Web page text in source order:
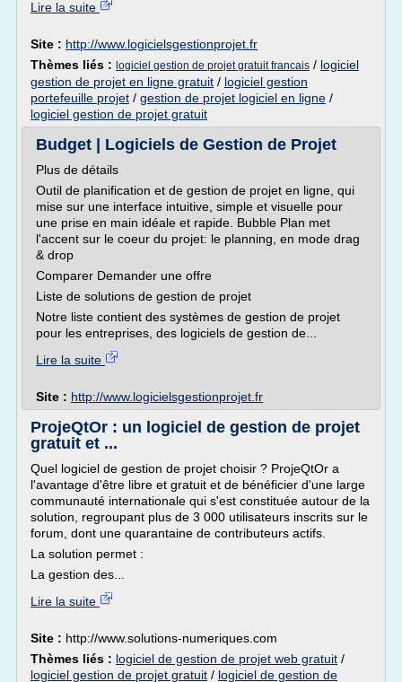
Lire la suite
Site : http://www.logicielsgestionprojet.fr
Thèmes liés : logiciel gestion de projet gratuit francais / logiciel
gestion de projet en ligne gratuit / logiciel gestion
portefeuille projet / gestion de projet logiciel en ligne /
logiciel gestion de projet gratuit
Budget | Logiciels de Gestion de Projet
Plus de détails
Outil de planification et de gestion de projet en ligne, qui
mise sur une interface intuitive, simple et visuelle pour
une prise en main idéale et rapide. Bubble Plan met
l'accent sur le coeur du projet: le planning, en mode drag
& drop
Comparer Demander une offre
Liste de solutions de gestion de projet
Notre liste contient des systèmes de gestion de projet
pour les entreprises, des logiciels de gestion de...
Lire la suite
Site : http://www.logicielsgestionprojet.fr
ProjeQtOr : un logiciel de gestion de projet
gratuit et ...
Quel logiciel de gestion de projet choisir ? ProjeQtOr a
l'avantage d'être libre et gratuit et de bénéficier d'une large
communauté internationale qui s'est constituée autour de la
solution, regroupant plus de 3 000 utilisateurs inscrits sur le
forum, dont une quarantaine de contributeurs actifs.
La solution permet :
La gestion des...
Lire la suite
Site : http://www.solutions-numeriques.com
Thèmes liés : logiciel de gestion de projet web gratuit /
logiciel gestion de projet gratuit / logiciel de gestion de